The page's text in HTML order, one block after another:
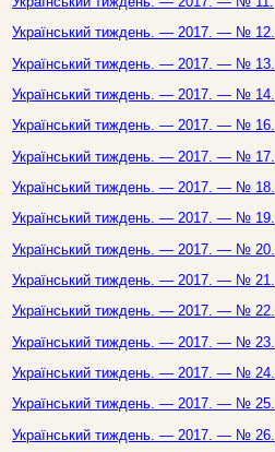
Український тиждень. — 2017. — № 12.
Український тиждень. — 2017. — № 13.
Український тиждень. — 2017. — № 14.
Український тиждень. — 2017. — № 16.
Український тиждень. — 2017. — № 17.
Український тиждень. — 2017. — № 18.
Український тиждень. — 2017. — № 19.
Український тиждень. — 2017. — № 20.
Український тиждень. — 2017. — № 21.
Український тиждень. — 2017. — № 22.
Український тиждень. — 2017. — № 23.
Український тиждень. — 2017. — № 24.
Український тиждень. — 2017. — № 25.
Український тиждень. — 2017. — № 26.